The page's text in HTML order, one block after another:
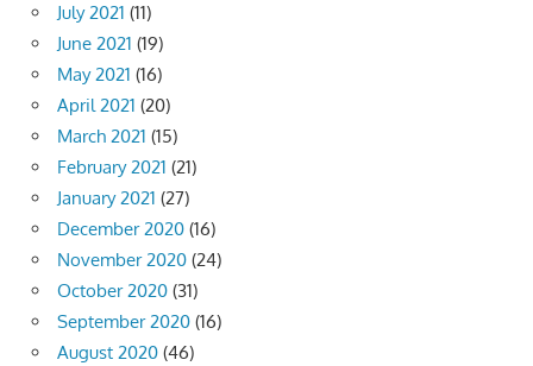
July 2021 (11)
June 2021 (19)
May 2021 (16)
April 2021 (20)
March 2021 (15)
February 2021 (21)
January 2021 (27)
December 2020 (16)
November 2020 (24)
October 2020 (31)
September 2020 (16)
August 2020 (46)